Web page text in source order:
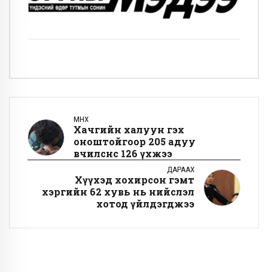
ӨМНӨХ
Хачгийн халуун гэх
оноштойгоор 205 адуу
өвчилснөөс 126 үхжээ
ДАРААХ
Хүүхэд хохирсон гэмт
хэргийн 62 хувь нь нийслэл
хотод үйлдэгджээ